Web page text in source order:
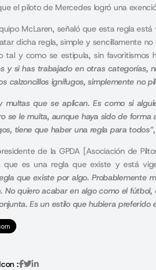
el piloto de Mercedes logró una
McLaren, señaló que esta regla
dicha regla, simple y sencillamente
tal y como se estipula, sin favoritismos
y si has trabajado en otras categorías,
calzoncillos ignífugos, simplemente no
multas que se aplican. Es como si
se le multa, aunque haya sido de
tiene que haber una regla para
de la GPDA [Asociación de
que es una regla que existe y está
que existe por algo. Probablemente
No quiero acabar en algo como el
Es un estilo que hubiera preferido
: